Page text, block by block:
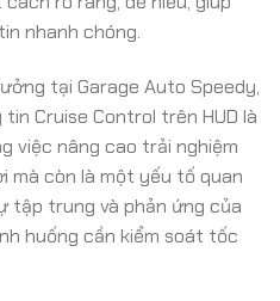
nhanh chóng.
tại Garage Auto Speedy,
Cruise Control trên HUD là
việc nâng cao trải nghiệm
mà còn là một yếu tố quan
tập trung và phản ứng của
huống cần kiểm soát tốc